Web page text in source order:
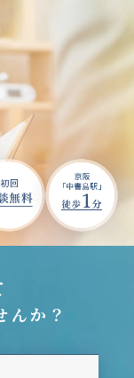
んか？